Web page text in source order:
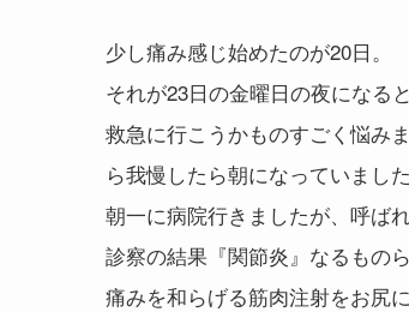
少し痛み感じ始めたのが20日。
それが23日の金曜日の夜になる
救急に行こうかものすごく悩み
ら我慢したら朝になっていました
朝一に病院行きましたが、呼ば
診察の結果『関節炎』なるもの
痛みを和らげる筋肉注射をお尻